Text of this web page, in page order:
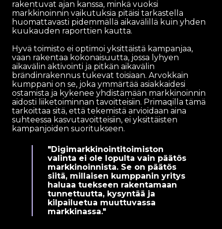
rakentuvat ajan kanssa, minkä vuoksi
markkinoinnin vaikutuksia pitäisi tarkastella
huomattavasti pidemmällä aikavälillä kuin yhden
kuukauden raporttien kautta.
Hyvä toimisto ei optimoi yksittäistä kampanjaa,
vaan rakentaa kokonaisuutta, jossa lyhyen
aikavälin aktivointi ja pitkän aikavälin
brändinrakennus tukevat toisiaan. Arvokkain
kumppani on se, joka ymmärtää asiakkaidesi
ostamista ja kykenee yhdistämään markkinoinnin
aidosti liiketoiminnan tavoitteisiin. Primaqilla tämä
tarkoittaa sitä, että tekemistä arvioidaan aina
suhteessa kasvutavoitteisiin, ei yksittäisten
kampanjoiden suoritukseen.
"Digimarkkinointitoimiston
valinta ei ole lopulta vain päätös
markkinoinnista. Se on päätös
siitä, millaisen kumppanin yritys
haluaa tuekseen rakentamaan
tunnettuutta, kysyntää ja
kilpailuetua muuttuvassa
markkinassa."